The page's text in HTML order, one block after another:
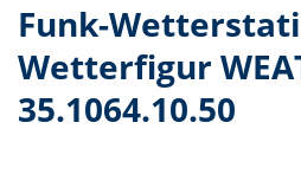
Funk-
Wetterfigur
35.1064.10.50